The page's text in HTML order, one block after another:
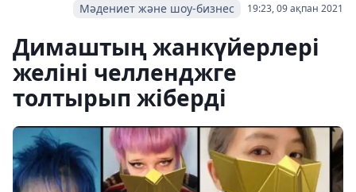
19:23, 09 ақпан 2021
Мәдениет және шоу-бизнес
Димаштың жанкүйерлері
желіні челленджге
толтырып жіберді